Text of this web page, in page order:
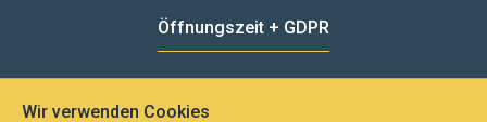
Öffnungszeit + GDPR
Wir verwenden Cookies